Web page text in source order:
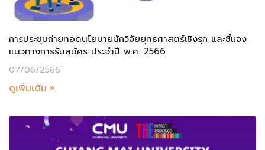
การประชุมถ่ายทอดนโยบายนักวิจัยยุทธศาสตร์เชิงรุก และชี้แจง
แนวทางการรับสมัคร ประจำปี พ.ศ. 2566
07/06/2566
ดูเพิ่มเติม »